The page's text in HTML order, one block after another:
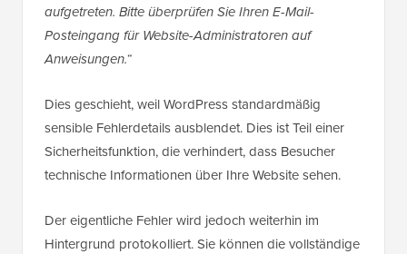
aufgetreten. Bitte überprüfen Sie Ihren E-Mail-
Posteingang für Website-Administratoren auf
Anweisungen.“
Dies geschieht, weil WordPress standardmäßig
sensible Fehlerdetails ausblendet. Dies ist Teil einer
Sicherheitsfunktion, die verhindert, dass Besucher
technische Informationen über Ihre Website sehen.
Der eigentliche Fehler wird jedoch weiterhin im
Hintergrund protokolliert. Sie können die vollständige